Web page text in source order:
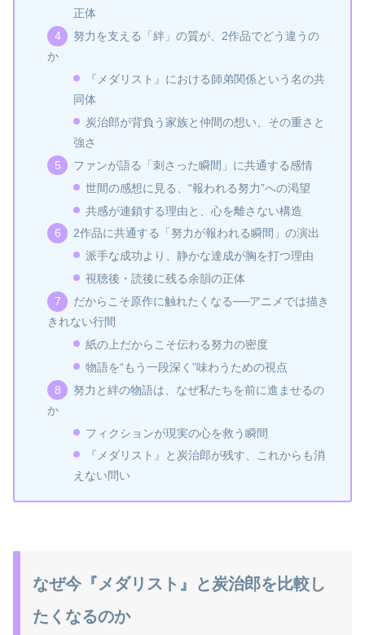
正体
努力を支える「絆」の質が、2作品でどう違うの
か
『メダリスト』における師弟関係という名の共
同体
炭治郎が背負う家族と仲間の想い、その重さと
強さ
ファンが語る「刺さった瞬間」に共通する感情
世間の感想に見る、“報われる努力”への渇望
共感が連鎖する理由と、心を離さない構造
2作品に共通する「努力が報われる瞬間」の演出
派手な成功より、静かな達成が胸を打つ理由
視聴後・読後に残る余韻の正体
だからこそ原作に触れたくなる──アニメでは描き
きれない行間
紙の上だからこそ伝わる努力の密度
物語を“もう一段深く”味わうための視点
努力と絆の物語は、なぜ私たちを前に進ませるの
か
フィクションが現実の心を救う瞬間
『メダリスト』と炭治郎が残す、これからも消
えない問い
なぜ今『メダリスト』と炭治郎を比較し
たくなるのか